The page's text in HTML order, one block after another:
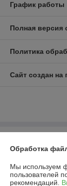
График работы
Полная версия
Политика
Сайт создан на
«АрлисБай»
223053, Минский
Обработка
Мы используем
пользователей
рекомендаций.